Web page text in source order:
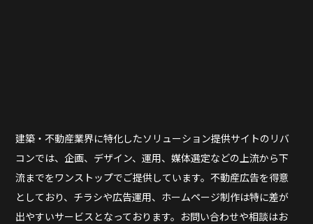
建築・不動産業界に特化したソリューション提供サイトのリバ
コンでは、企画、デザイン、運用、媒体選定などの上流から下
流までをワンストップでご提供しています。不動産広告を得意
としており、チラシや広告運用、ホームページ制作は特に差が
出やすいサービスとなっております。お問い合わせや相談はお